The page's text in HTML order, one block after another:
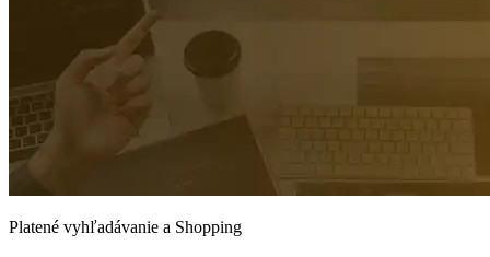
Platené vyhľadávanie a Shopping